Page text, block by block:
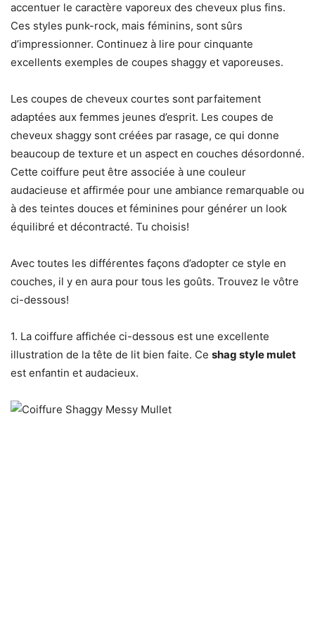
accentuer le caractère vaporeux des cheveux plus fins.
Ces styles punk-rock, mais féminins, sont sûrs
d’impressionner. Continuez à lire pour cinquante
excellents exemples de coupes shaggy et vaporeuses.
Les coupes de cheveux courtes sont parfaitement
adaptées aux femmes jeunes d’esprit. Les coupes de
cheveux shaggy sont créées par rasage, ce qui donne
beaucoup de texture et un aspect en couches désordonné.
Cette coiffure peut être associée à une couleur
audacieuse et affirmée pour une ambiance remarquable ou
à des teintes douces et féminines pour générer un look
équilibré et décontracté. Tu choisis!
Avec toutes les différentes façons d’adopter ce style en
couches, il y en aura pour tous les goûts. Trouvez le vôtre
ci-dessous!
1. La coiffure affichée ci-dessous est une excellente
illustration de la tête de lit bien faite. Ce shag style mulet
est enfantin et audacieux.